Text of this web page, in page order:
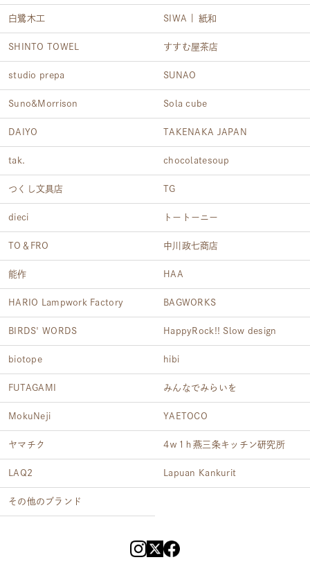
白鷺木工 SIWA | 紙和
SHINTO TOWEL すすむ屋茶店
studio prepa SUNAO
Suno&Morrison Sola cube
DAIYO TAKENAKA JAPAN
tak. chocolatesoup
つくし文具店 TG
dieci トートーニー
TO＆FRO 中川政七商店
能作 HAA
HARIO Lampwork Factory BAGWORKS
BIRDS' WORDS HappyRock!! Slow design
biotope hibi
FUTAGAMI みんなでみらいを
MokuNeji YAETOCO
ヤマチク 4ｗ1ｈ燕三条キッチン研究所
LAQ2 Lapuan Kankurit
その他のブランド